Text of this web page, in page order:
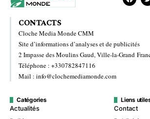
CONTACTS
Cloche Media Monde CMM
Site d’informations d’analyses et de publicités
2 Impasse des Moulins Gaud, Ville-la-Grand
Téléphone : +330782847116
Mail : info@clochemediamonde.com
Catégories
Actualités
Liens
Contact